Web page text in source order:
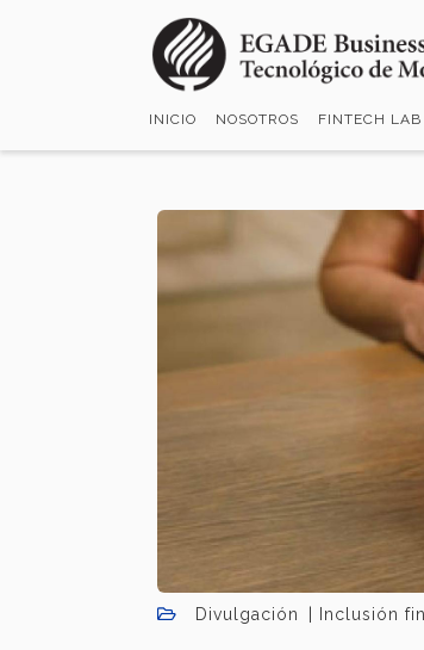
INICIO NOSOTROS FINTECH LAB
Divulgación Inclusión